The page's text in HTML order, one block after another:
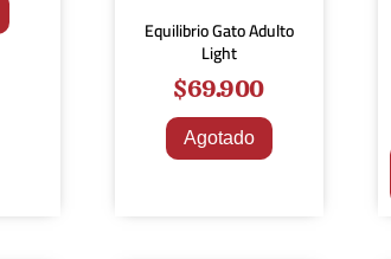
Equilibrio Gato Adulto
Light
$69.900
Agotado